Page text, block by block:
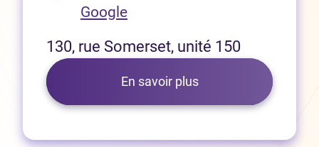
Google(Ouvre dans un nouvel
130, rue Somerset, unité 150
En savoir plus